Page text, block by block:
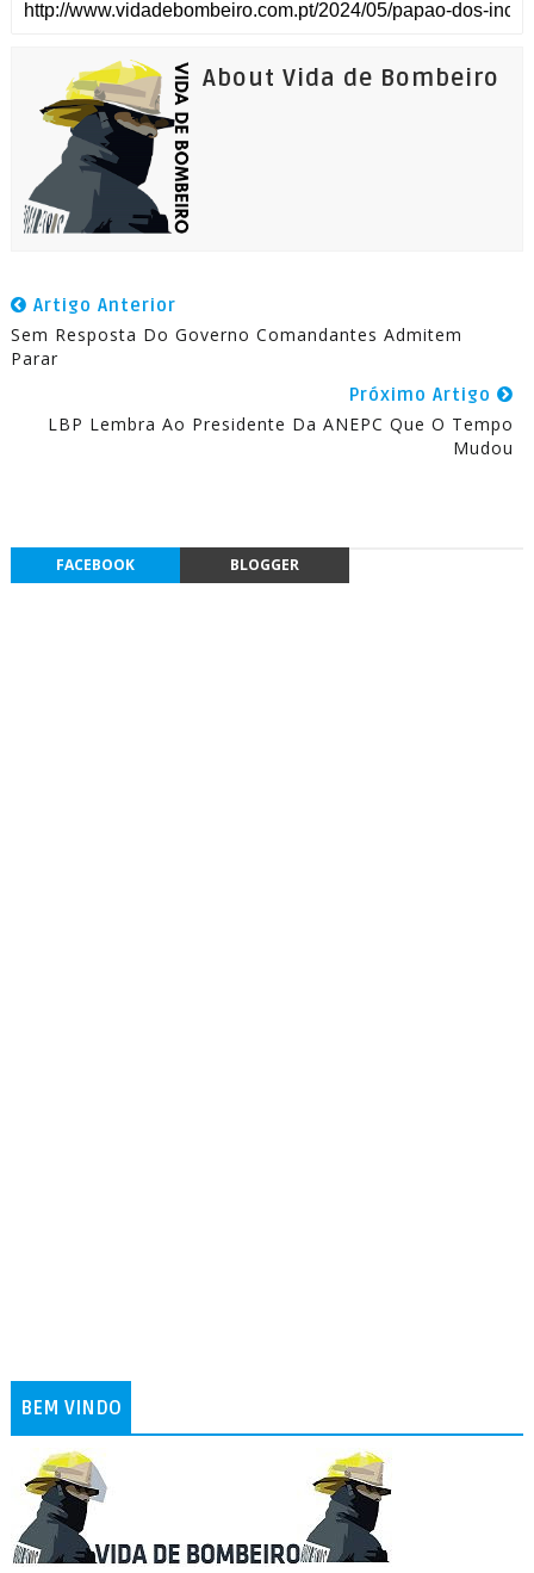
About Vida de Bombeiro
Artigo Anterior
Sem Resposta Do Governo Comandantes Admitem
Parar
Próximo Artigo
LBP Lembra Ao Presidente Da ANEPC Que O Tempo
Mudou
FACEBOOK BLOGGER
BEM VINDO